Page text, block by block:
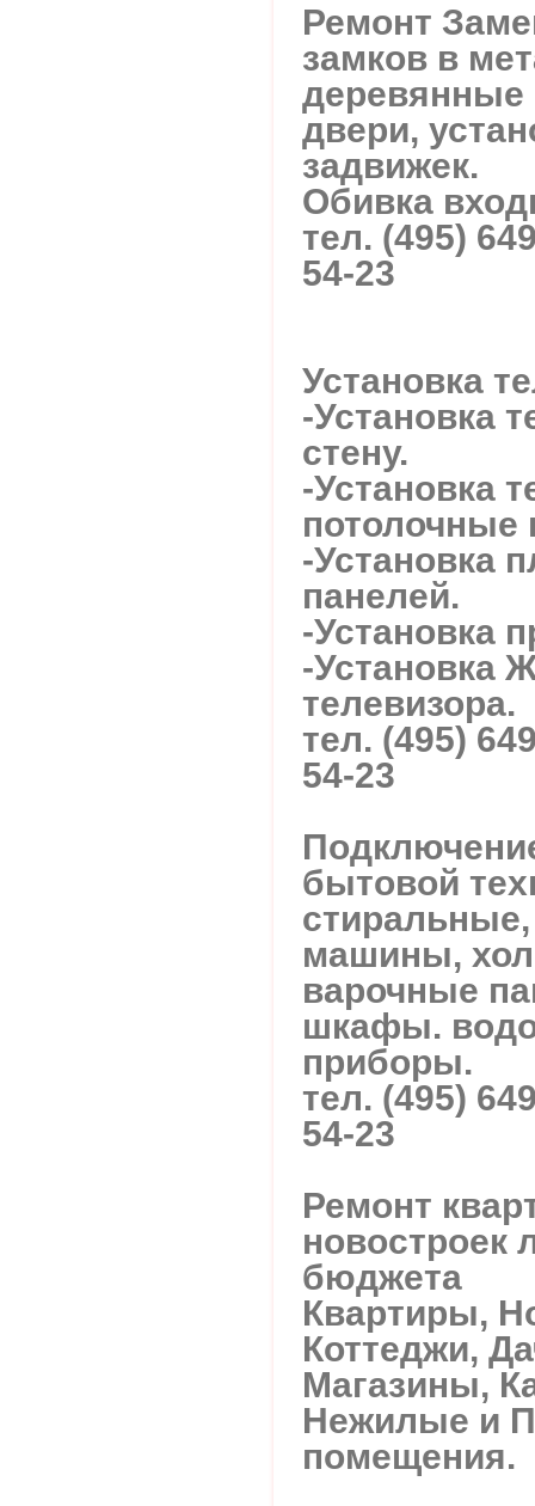
Ремонт
замков в
деревянные
двери,
задвижек.
Обивка
тел. (495)
54-23
Установка
-Установка
стену.
-Установка
потолочные
-Установка
панелей.
-Установка
-Установка
телевизора.
тел. (495)
54-23
бытовой
машины,
варочные
шкафы.
приборы.
тел. (495)
54-23
Ремонт
новостроек
бюджета
Квартиры,
Коттеджи,
Магазины,
Нежилые и
помещения.